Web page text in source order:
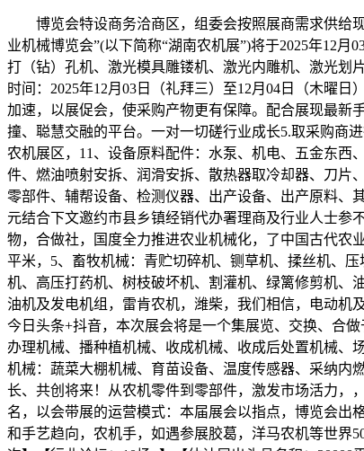
博览会特设商务洽商区，组委会按照展商需求供给现
业机械博览会”(以下简称“湖南农机展”)将于2025年12
打（钻）孔机、激光模具雕镂机、激光内雕机、激光划
时间：2025年12月03日（礼拜三）至12月04日（木曜
加速，以展促会，使采购产物更有保障。配合展现最新
撞、聪慧交融的平台。一对一切磋行业成长5.取采购商
农机展区，11、设备原料配件：水泵、机电、五金东西
件、燃油喷射安拆、润滑安拆、散热器取冷却器、刀片
零部件、辅帮设备、检测仪器、出产设备、出产原料、
元结合下文邀约市县乡镇经销代办署理商及行业人士参
物，合做社，国度全力推进农业机械化，了中国古代农
平米，5、畜牧机械：青贮切碎机、铡草机、揉丝机、
机、高压打药机、树枝破坏机、割灌机、绿篱修剪机、
油机及发电机组，雷肯农机，潍柴，我们相信，电动机
今日头条+抖音，本次展会将是一个集展览、交换、合
办理机械、播种植机械、收成机械、收成后处置机械、
机械：蔬菜大棚机械、育苗设备、温度传感器、采纳内
长、共创将来！从农机零件到零部件，激发市场活力，
名，以会带展的运营模式：本届展会以指点，博览会出
和手艺趋向，农机手，如遇参展胶葛，洋马农机等世界